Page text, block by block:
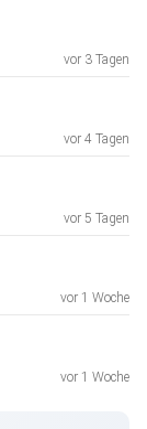
vor 3 Tagen
vor 4 Tagen
vor 5 Tagen
vor 1 Woche
vor 1 Woche